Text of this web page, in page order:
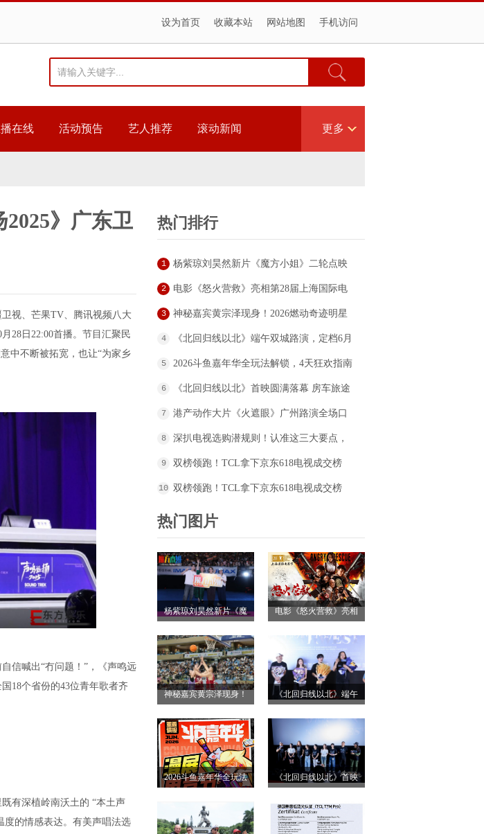
设为首页 收藏本站 网站地图 手机访问
在线 活动预告 艺人推荐 滚动新闻 更多
》广东卫
视、芒果TV、腾讯视频八大
28日22:00首播。节目汇聚民
中不断被拓宽，也让“为家乡
信喊出“冇问题！”，《声鸣远
18个省份的43位青年歌者齐
有深植岭南沃土的 “本土声
度的情感表达。有美声唱法选
热门排行
1
杨紫琼刘昊然新片《魔方小姐》二轮点映
高燃开启 打破年龄偏见重塑无限可能
2
电影《怒火营救》亮相第28届上海国际电
影节！导演王清亭、功夫女星母其弥雅红
3
神秘嘉宾黄宗泽现身！2026燃动奇迹明星
篮球赛点燃“全民迎省运”热潮
4
《北回归线以北》端午双城路演，定档6月
26日奔赴山海
5
2026斗鱼嘉年华全玩法解锁，4天狂欢指南
请收好
6
《北回归线以北》首映圆满落幕 房车旅途
解锁人生百态
7
港产动作大片《火遮眼》广州路演全场口
碑爆棚
8
深扒电视选购潜规则！认准这三大要点，
再也不被坑
9
双榜领跑！TCL拿下京东618电视成交榜
TOP1，T7M Pro登顶抖音单品榜
10 双榜领跑！TCL拿下京东618电视成交榜
热门图片
杨紫琼刘昊然新片《魔
开启 打破年龄偏见重塑
无限可能
电影《怒火营救》亮相
节！导演王清亭、功夫
女星母其弥雅红毯同台
释硬核动作大片
神秘嘉宾黄宗泽现身！
赛点燃“全民迎省运”热潮
《北回归线以北》端午
2026斗鱼嘉年华全玩法
好
《北回归线以北》首映
人生百态